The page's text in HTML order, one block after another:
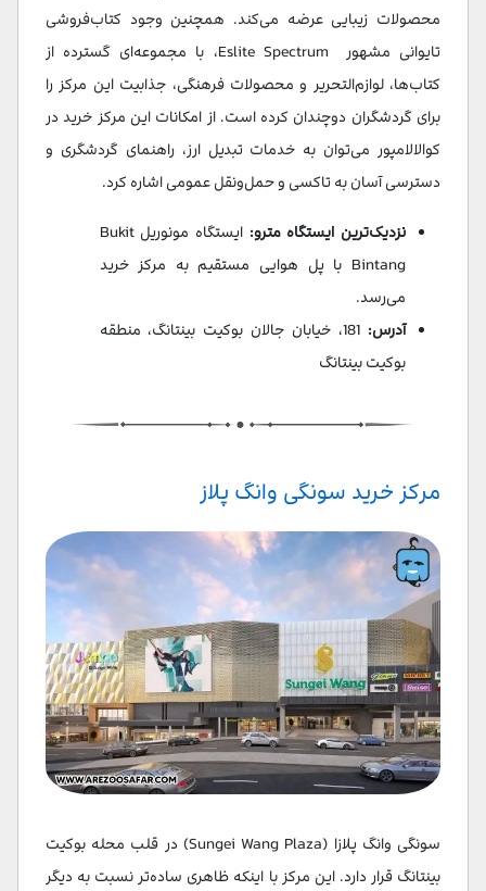
محصولات زیبایی عرضه می‌کند. همچنین وجود کتاب‌فروشی
تایوانی مشهور Eslite Spectrum، با مجموعه‌ای گسترده از
کتاب‌ها، لوازم‌التحریر و محصولات فرهنگی، جذابیت این مرکز را
برای گردشگران دوچندان کرده است. از امکانات این مرکز خرید در
کوالالامپور می‌توان به خدمات تبدیل ارز، راهنمای گردشگری و
دسترسی آسان به تاکسی و حمل‌ونقل عمومی اشاره کرد.
نزدیک‌ترین ایستگاه مترو:
ایستگاه مونوریل Bukit
Bintang با پل هوایی مستقیم به مرکز خرید
می‌رسد.
آدرس:
181، خیابان جالان بوکیت بینتانگ، منطقه
بوکیت بینتانگ
مرکز خرید سونگی وانگ پلاز
سونگی وانگ پلازا (Sungei Wang Plaza) در قلب محله بوکیت
بینتانگ قرار دارد. این مرکز با اینکه ظاهری ساده‌تر نسبت به دیگر